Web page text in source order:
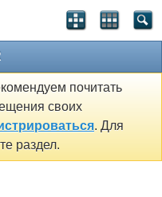
почитать
своих
. Для
раздел.